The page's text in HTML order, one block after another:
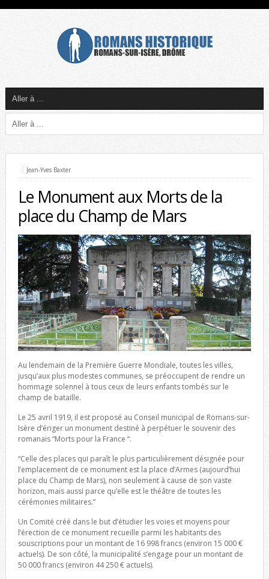
Jean-Yves Baxter
Le Monument aux Morts de la
place du Champ de Mars
Au lendemain de la Première Guerre Mondiale, toutes les villes,
jusqu’aux plus modestes communes, se préoccupent de rendre un
hommage solennel à tous ceux de leurs enfants tombés sur le
champ de bataille.
Le 25 avril 1919, il est proposé au Conseil municipal de Romans-sur-
Isère d’ériger un monument destiné à perpétuer le souvenir des
romanais “Morts pour la France “.
“Celle des places qui paraît le plus particulièrement désignée pour
l’emplacement de ce monument est la place d’Armes (aujourd’hui
place du Champ de Mars), non seulement à cause de son vaste
horizon, mais aussi parce qu’elle est le théâtre de toutes les
cérémonies militaires.”
Un Comité créé dans le but d’étudier les voies et moyens pour
l’érection de ce monument recueille parmi les habitants des
souscriptions pour un montant de 16 998 francs (environ 15 000 €
actuels). De son côté, la municipalité s’engage pour un montant de
50 000 francs (environ 44 250 € actuels).